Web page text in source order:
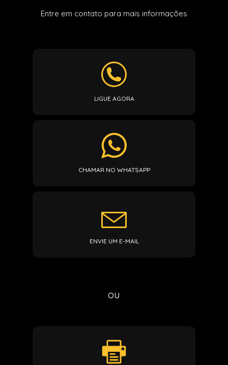
Entre em contato para mais informações
LIGUE AGORA
CHAMAR NO WHATSAPP
ENVIE UM E-MAIL
ou